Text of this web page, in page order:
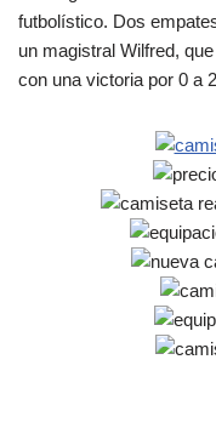
futbolístico. Dos
un magistral Wilfred,
con una victoria por 0 a